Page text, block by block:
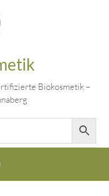
Biokosmetik –